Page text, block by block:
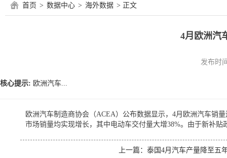
首页 > 数据中心 > 海外数据 > 正文
4月欧洲汽
发布时
核心提示: 欧洲汽车...
欧洲汽车制造商协会（ACEA）公布数据显示，4月欧洲汽车销
市场销量均实现增长，其中电动车交付量大增38%。由于新补
上一篇： 泰国4月汽车产量降至五